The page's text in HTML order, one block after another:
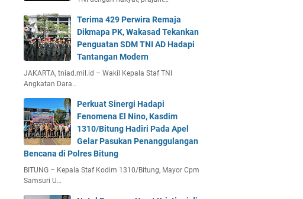
Terima 429 Perwira Remaja
Dikmapa PK, Wakasad Tekankan
Penguatan SDM TNI AD Hadapi
Tantangan Modern
JAKARTA, tniad.mil.id – Wakil Kepala Staf TNI
Angkatan Dara…
Perkuat Sinergi Hadapi
Fenomena El Nino, Kasdim
1310/Bitung Hadiri Pada Apel
Gelar Pasukan Penanggulangan
Bencana di Polres Bitung
BITUNG – Kepala Staf Kodim 1310/Bitung, Mayor Cpm
Samsuri U…